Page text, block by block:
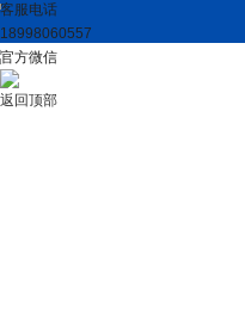
客服电话
18998060557
官方微信
返回顶部